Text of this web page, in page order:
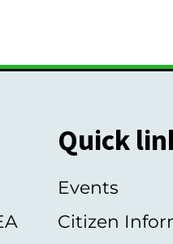
Quick
Events
Citizen